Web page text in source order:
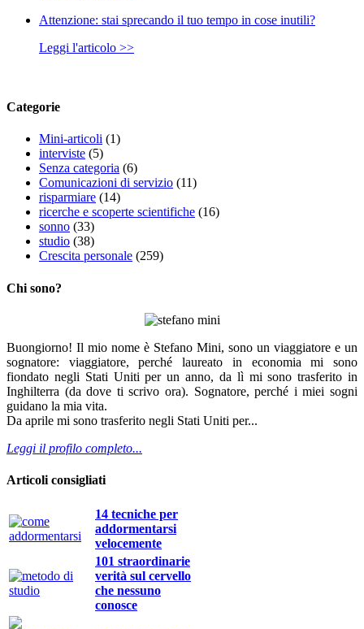
Attenzione: stai sprecando il tuo tempo in cose inutili?
Leggi l'articolo >>
Categorie
Mini-articoli (1)
interviste (5)
Senza categoria (6)
Comunicazioni di servizio (11)
risparmiare (14)
ricerche e scoperte scientifiche (16)
sonno (33)
studio (38)
Crescita personale (259)
Chi sono?
Buongiorno! Il mio nome è Stefano Mini, sono un viaggiatore e un
sognatore: viaggiatore, perché laureato in economia mi sono
fiondato negli Stati Uniti per un anno, da lì mi sono trasferito in
Inghilterra (da dove ti scrivo ora). Sognatore, perché i miei sogni
guidano la mia vita.
Da aprile mi sono trasferito negli Stati Uniti per...
Leggi il profilo completo...
Articoli consigliati
14 tecniche per
addormentarsi
velocemente
101 straordinarie
verità sul cervello
che nessuno
conosce